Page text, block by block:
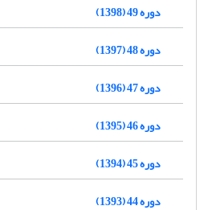
دوره 49 (1398)
دوره 48 (1397)
دوره 47 (1396)
دوره 46 (1395)
دوره 45 (1394)
دوره 44 (1393)